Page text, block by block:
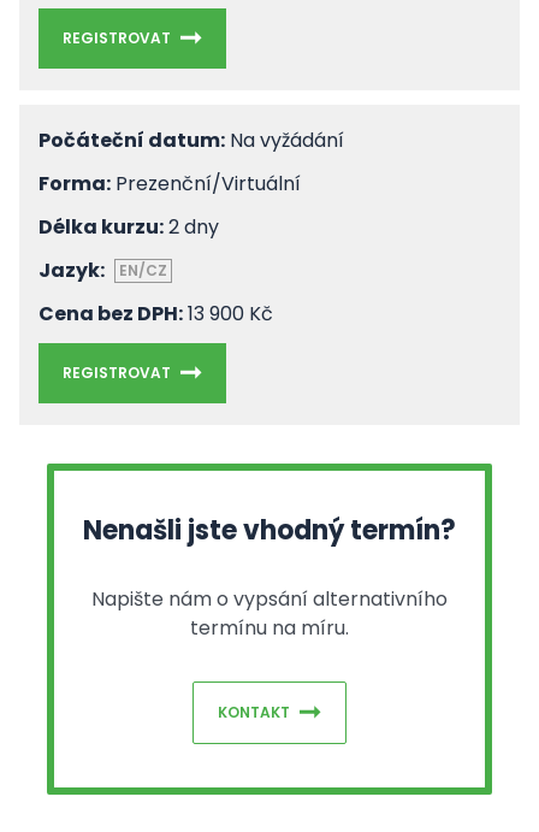
REGISTROVAT
Počáteční datum: Na vyžádání
Forma: Prezenční/Virtuální
Délka kurzu:2 dny
Jazyk:
EN/CZ
Cena bez DPH:13 900 Kč
REGISTROVAT
Nenašli jste vhodný termín?
Napište nám o vypsání alternativního
termínu na míru.
KONTAKT